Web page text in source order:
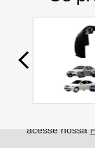
Utilizamos
loja virtual
terceiros
autoriza a
acesse nossa